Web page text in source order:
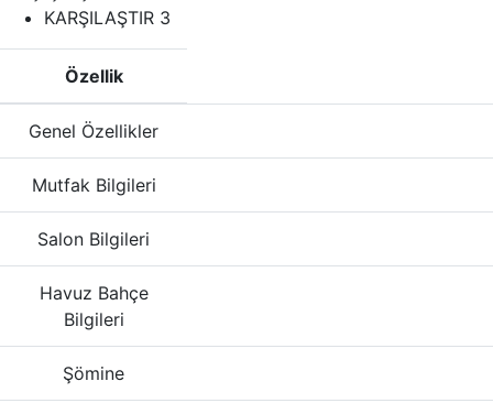
KARŞILAŞTIR 3
Özellik
Genel Özellikler
Mutfak Bilgileri
Salon Bilgileri
Havuz Bahçe
Bilgileri
Şömine